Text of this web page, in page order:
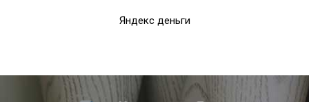
Яндекс деньги